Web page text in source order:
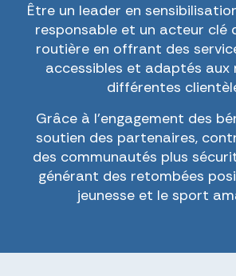
Être un leader en
responsable et un acteur clé
routière en offrant des
accessibles et adaptés aux
différentes
Grâce à l’engagement des
soutien des partenaires,
des communautés plus
générant des retombées
jeunesse et le sport